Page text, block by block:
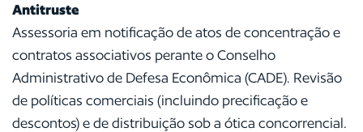
Antitruste
Assessoria em notificação de atos de concentração e
contratos associativos perante o Conselho
Administrativo de Defesa Econômica (CADE). Revisão
de políticas comerciais (incluindo precificação e
descontos) e de distribuição sob a ótica concorrencial.